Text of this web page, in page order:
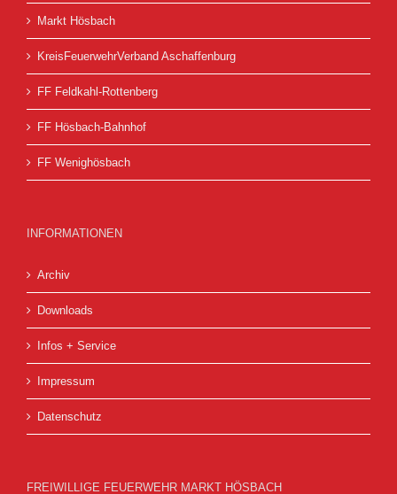
Markt Hösbach
KreisFeuerwehrVerband Aschaffenburg
FF Feldkahl-Rottenberg
FF Hösbach-Bahnhof
FF Wenighösbach
INFORMATIONEN
Archiv
Downloads
Infos + Service
Impressum
Datenschutz
FREIWILLIGE FEUERWEHR MARKT HÖSBACH